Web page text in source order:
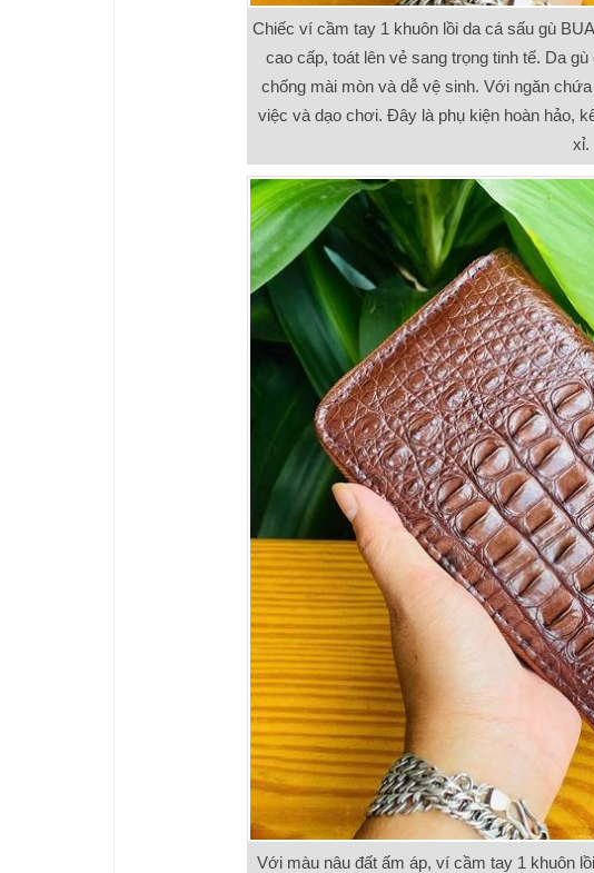
Chiếc ví cầm tay 1 khuôn lồi da cá sấu gù
cao cấp, toát lên vẻ sang trọng tinh tế. Da
chống mài mòn và dễ vệ sinh. Với ngăn
việc và dạo chơi. Đây là phụ kiện hoàn hảo,
xỉ.
Với màu nâu đất ấm áp, ví cầm tay 1 khuôn